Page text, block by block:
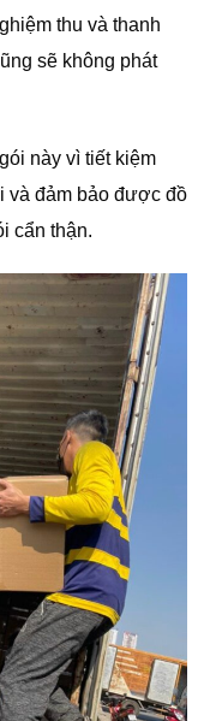
thu và thanh
sẽ không phát
này vì tiết kiệm
và đảm bảo được đồ
cẩn thận.